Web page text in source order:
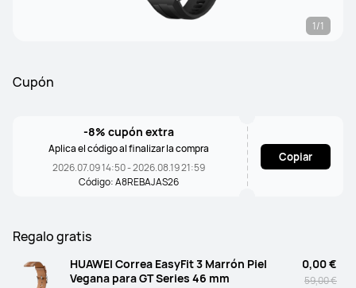
1/1
Cupón
-8% cupón extra
Aplica el código al finalizar la compra
2026.07.09 14:50 - 2026.08.19 21:59
Código: A8REBAJAS26
Copiar
Regalo gratis
HUAWEI Correa EasyFit 3 Marrón Piel
Vegana para GT Series 46 mm
0,00 €
59,00 €